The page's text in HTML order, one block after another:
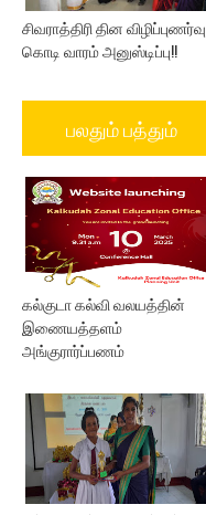
சிவராத்திரி தின விழிப்புணர்வு
கொடி வாரம் அனுஸ்டிப்பு!!
பலதும் பத்தும்
கல்குடா கல்வி வலயத்தின்
இணையத்தளம்
அங்குரார்ப்பணம்